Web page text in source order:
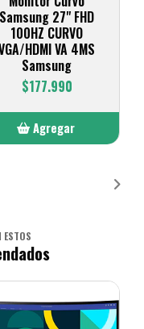
Samsung 27" FHD
100HZ CURVO
HDMI VA 4MS
Samsung
$177.990
Agregar
ESTOS